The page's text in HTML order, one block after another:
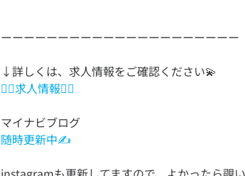
👷‍♂️求人情報👷‍♀️
随時更新中✍️